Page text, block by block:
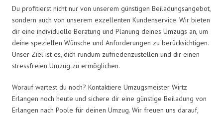
Du profitierst nicht nur von unserem günstigen Beiladungsangebot,
sondern auch von unserem exzellenten Kundenservice. Wir bieten
dir eine individuelle Beratung und Planung deines Umzugs an, um
deine speziellen Wünsche und Anforderungen zu berücksichtigen.
Unser Ziel ist es, dich rundum zufriedenzustellen und dir einen
stressfreien Umzug zu ermöglichen.
Worauf wartest du noch? Kontaktiere Umzugsmeister Wirtz
Erlangen noch heute und sichere dir eine günstige Beiladung von
Erlangen nach Poole für deinen Umzug. Wir freuen uns darauf,